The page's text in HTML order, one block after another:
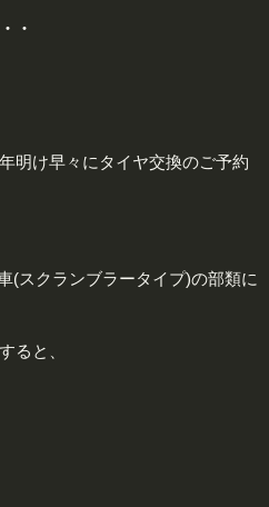
・
明け早々にタイヤ交換のご予約
(スクランブラータイプ)の部類に
ると、